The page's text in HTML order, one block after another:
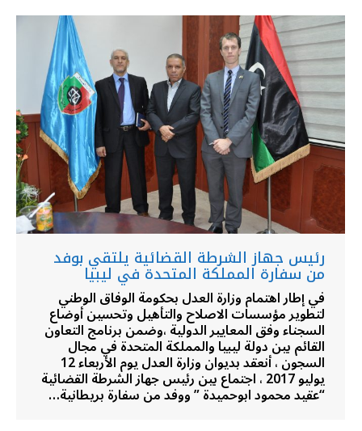
رئيس جهاز الشرطة القضائية يلتقي بوفد
من سفارة المملكة المتحدة في ليبيا
في إطار اهتمام وزارة العدل بحكومة الوفاق الوطني
لتطوير مؤسسات اﻻصلاح والتأهيل وتحسين أوضاع
السجناء وفق المعايير الدولية ،وضمن برنامج التعاون
القائم بين دولة ليبيا والمملكة المتحدة في مجال
السجون ، أنعقد بديوان وزارة العدل يوم الأربعاء 12
يوليو 2017 ، اجتماع بين رئيس جهاز الشرطة القضائية
“عقيد محمود ابوحميدة ” ووفد من سفارة بريطانية…